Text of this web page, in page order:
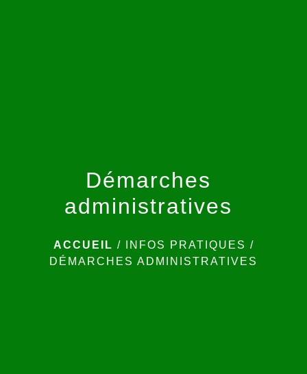
Démarches
administratives
ACCUEIL / INFOS PRATIQUES /
DÉMARCHES ADMINISTRATIVES